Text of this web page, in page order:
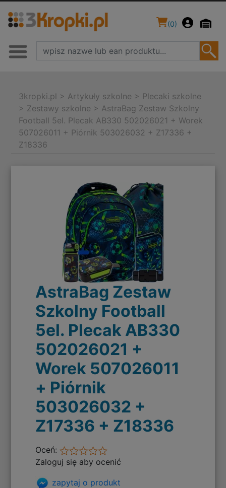
(0)
3kropki.pl > Artykuły szkolne > Plecaki szkolne
> Zestawy szkolne > AstraBag Zestaw Szkolny
Football 5el. Plecak AB330 502026021 + Worek
507026011 + Piórnik 503026032 + Z17336 +
Z18336
AstraBag Zestaw
Szkolny Football
5el. Plecak AB330
502026021 +
Worek 507026011
+ Piórnik
503026032 +
Z17336 + Z18336
Oceń:
Zaloguj się aby ocenić
zapytaj o produkt